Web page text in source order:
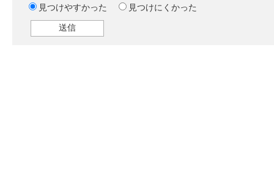
見つけやすかった
見つけにくかった